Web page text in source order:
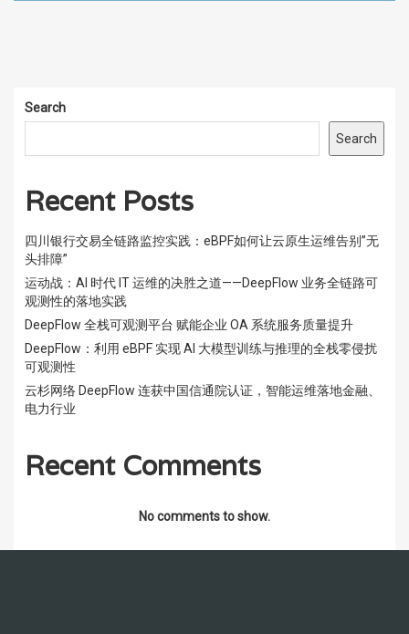
Search
Search
Recent Posts
四川银行交易全链路监控实践：eBPF如何让云原生运维告别”无
头排障”
运动战：AI 时代 IT 运维的决胜之道——DeepFlow 业务全链路可
观测性的落地实践
DeepFlow 全栈可观测平台 赋能企业 OA 系统服务质量提升
DeepFlow：利用 eBPF 实现 AI 大模型训练与推理的全栈零侵扰
可观测性
云杉网络 DeepFlow 连获中国信通院认证，智能运维落地金融、
电力行业
Recent Comments
No comments to show.